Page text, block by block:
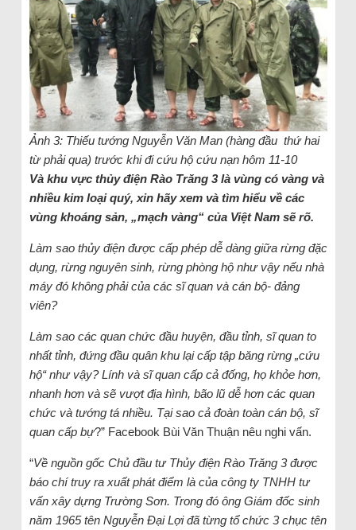
Ảnh 3: Thiếu tướng Nguyễn Văn Man (hàng đầu thứ hai
từ phải qua) trước khi đi cứu hộ cứu nạn hôm 11-10
Và khu vực thủy điện Rào Trăng 3 là vùng có vàng và
nhiều kim loại quý, xin hãy xem và tìm hiểu về các
vùng khoáng sản, „mạch vàng“ của Việt Nam sẽ rõ.
Làm sao thủy điện được cấp phép dễ dàng giữa rừng đặc
dụng, rừng nguyên sinh, rừng phòng hộ như vậy nếu nhà
máy đó không phải của các sĩ quan và cán bộ- đảng
viên?
Làm sao các quan chức đầu huyện, đầu tỉnh, sĩ quan to
nhất tỉnh, đứng đầu quân khu lại cấp tập băng rừng „cứu
hộ“ như vậy? Lính và sĩ quan cấp cả đống, họ khỏe hơn,
nhanh hơn và sẽ vượt địa hình, bão lũ dễ hơn các quan
chức và tướng tá nhiều. Tại sao cả đoàn toàn cán bộ, sĩ
quan cấp bự?” Facebook Bùi Văn Thuận nêu nghi vấn.
“Về nguồn gốc Chủ đầu tư Thủy điện Rào Trăng 3 được
báo chí truy ra xuất phát điểm là của công ty TNHH tư
vấn xây dựng Trường Sơn. Trong đó ông Giám đốc sinh
năm 1965 tên Nguyễn Đại Lợi đã từng tổ chức 3 chục tên